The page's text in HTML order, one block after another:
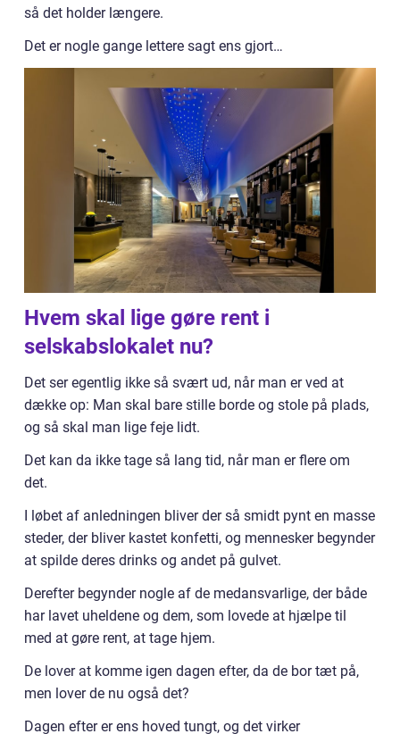
så det holder længere.
Det er nogle gange lettere sagt ens gjort…
Hvem skal lige gøre rent i
selskabslokalet nu?
Det ser egentlig ikke så svært ud, når man er ved at
dække op: Man skal bare stille borde og stole på plads,
og så skal man lige feje lidt.
Det kan da ikke tage så lang tid, når man er flere om
det.
I løbet af anledningen bliver der så smidt pynt en masse
steder, der bliver kastet konfetti, og mennesker begynder
at spilde deres drinks og andet på gulvet.
Derefter begynder nogle af de medansvarlige, der både
har lavet uheldene og dem, som lovede at hjælpe til
med at gøre rent, at tage hjem.
De lover at komme igen dagen efter, da de bor tæt på,
men lover de nu også det?
Dagen efter er ens hoved tungt, og det virker